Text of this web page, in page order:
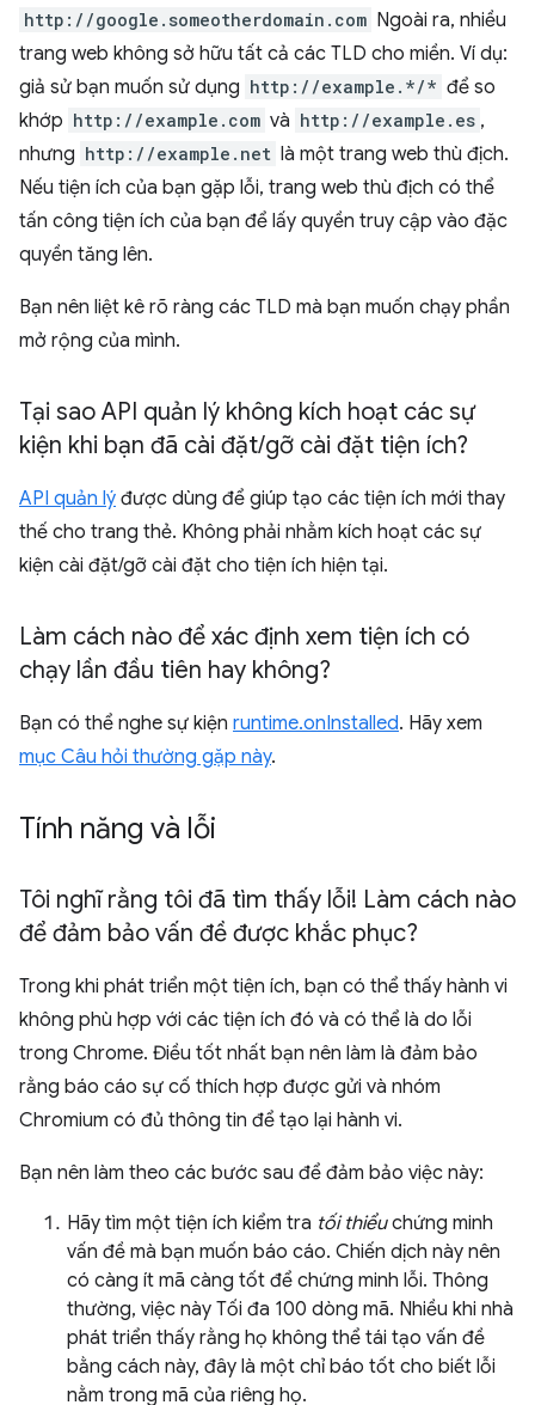
http://google.someotherdomain.com Ngoài ra, nhiều
trang web không sở hữu tất cả các TLD cho miền. Ví dụ:
giả sử bạn muốn sử dụng http://example.*/* để so
khớp http://example.com và http://example.es ,
nhưng http://example.net là một trang web thù địch.
Nếu tiện ích của bạn gặp lỗi, trang web thù địch có thể
tấn công tiện ích của bạn để lấy quyền truy cập vào đặc
quyền tăng lên.
Bạn nên liệt kê rõ ràng các TLD mà bạn muốn chạy phần
mở rộng của mình.
Tại sao API quản lý không kích hoạt các sự
kiện khi bạn đã cài đặt/gỡ cài đặt tiện ích?
API quản lý được dùng để giúp tạo các tiện ích mới thay
thế cho trang thẻ. Không phải nhằm kích hoạt các sự
kiện cài đặt/gỡ cài đặt cho tiện ích hiện tại.
Làm cách nào để xác định xem tiện ích có
chạy lần đầu tiên hay không?
Bạn có thể nghe sự kiện runtime.onInstalled. Hãy xem
mục Câu hỏi thường gặp này.
Tính năng và lỗi
Tôi nghĩ rằng tôi đã tìm thấy lỗi! Làm cách nào
để đảm bảo vấn đề được khắc phục?
Trong khi phát triển một tiện ích, bạn có thể thấy hành vi
không phù hợp với các tiện ích đó và có thể là do lỗi
trong Chrome. Điều tốt nhất bạn nên làm là đảm bảo
rằng báo cáo sự cố thích hợp được gửi và nhóm
Chromium có đủ thông tin để tạo lại hành vi.
Bạn nên làm theo các bước sau để đảm bảo việc này:
Hãy tìm một tiện ích kiểm tra tối thiểuchứng minh
vấn đề mà bạn muốn báo cáo. Chiến dịch này nên
có càng ít mã càng tốt để chứng minh lỗi. Thông
thường, việc này Tối đa 100 dòng mã. Nhiều khi nhà
phát triển thấy rằng họ không thể tái tạo vấn đề
bằng cách này, đây là một chỉ báo tốt cho biết lỗi
nằm trong mã của riêng họ.